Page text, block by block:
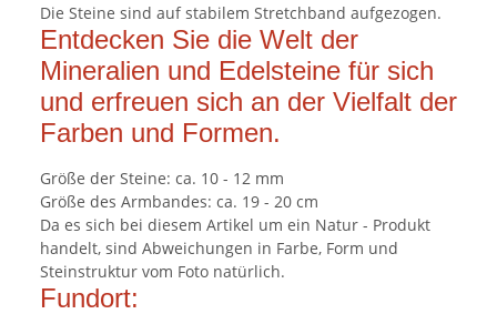
Die Steine sind auf stabilem Stretchband aufgezogen.
Entdecken Sie die Welt der
Mineralien und Edelsteine für sich
und erfreuen sich an der Vielfalt der
Farben und Formen.
Größe der Steine: ca. 10 - 12 mm
Größe des Armbandes: ca. 19 - 20 cm
Da es sich bei diesem Artikel um ein Natur - Produkt
handelt, sind Abweichungen in Farbe, Form und
Steinstruktur vom Foto natürlich.
Fundort: